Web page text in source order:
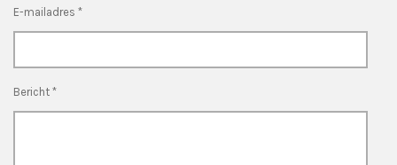
E-mailadres *
Bericht *